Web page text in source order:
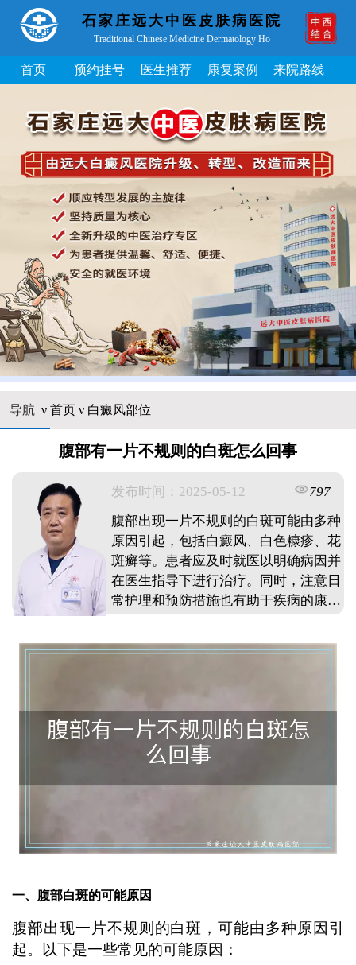
石家庄远大中医皮肤病医院
Traditional Chinese Medicine Dermatology Ho
首页 预约挂号 医生推荐 康复案例 来院路线
导航 ν 首页ν 白癜风部位
腹部有一片不规则的白斑怎么回事
发布时间：2025-05-12
797
腹部出现一片不规则的白斑可能由多种
原因引起，包括白癜风、白色糠疹、花
斑癣等。患者应及时就医以明确病因并
在医生指导下进行治疗。同时，注意日
常护理和预防措施也有助于疾病的康复
一、腹部白斑的可能原因
腹部出现一片不规则的白斑，可能由多种原因引
起。以下是一些常见的可能原因：